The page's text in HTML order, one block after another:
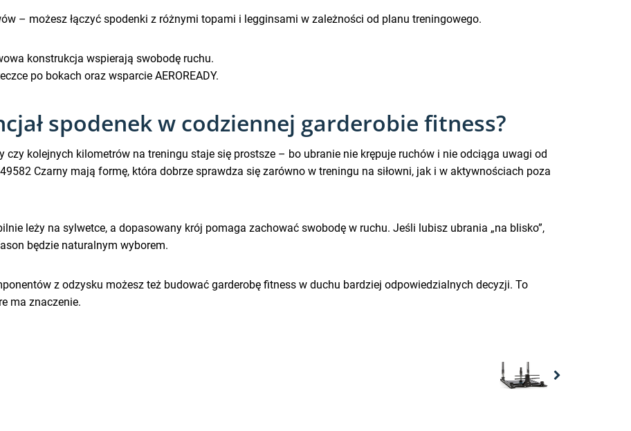
– możesz łączyć spodenki z różnymi topami i legginsami w zależności od planu treningowego.
konstrukcja wspierają swobodę ruchu.
po bokach oraz wsparcie AEROREADY.
spodenek w codziennej garderobie fitness?
kolejnych kilometrów na treningu staje się prostsze – bo ubranie nie krępuje ruchów i nie odciąga uwagi od
Czarny mają formę, która dobrze sprawdza się zarówno w treningu na siłowni, jak i w aktywnościach poza
leży na sylwetce, a dopasowany krój pomaga zachować swobodę w ruchu. Jeśli lubisz ubrania „na blisko”,
będzie naturalnym wyborem.
z odzysku możesz też budować garderobę fitness w duchu bardziej odpowiedzialnych decyzji. To
ma znaczenie.